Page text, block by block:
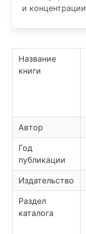
Название
книги
Автор
Год
публикации
Издательство
Раздел
каталога